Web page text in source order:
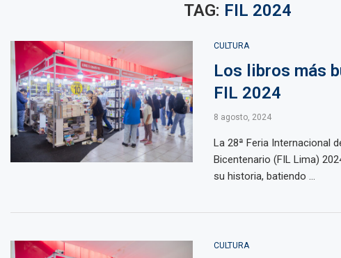
TAG: FIL 2024
CULTURA
Los libros más
FIL 2024
8 agosto, 2024
La 28ª Feria Internacional
Bicentenario (FIL Lima)
su historia, batiendo ...
CULTURA